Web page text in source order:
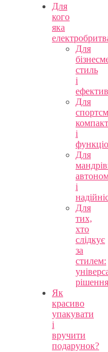
Для
кого
яка
Для
стиль
і
Для
і
Для
і
Для
тих,
хто
слідкує
за
стилем:
рішення
Як
красиво
упакувати
і
вручити
подарунок?